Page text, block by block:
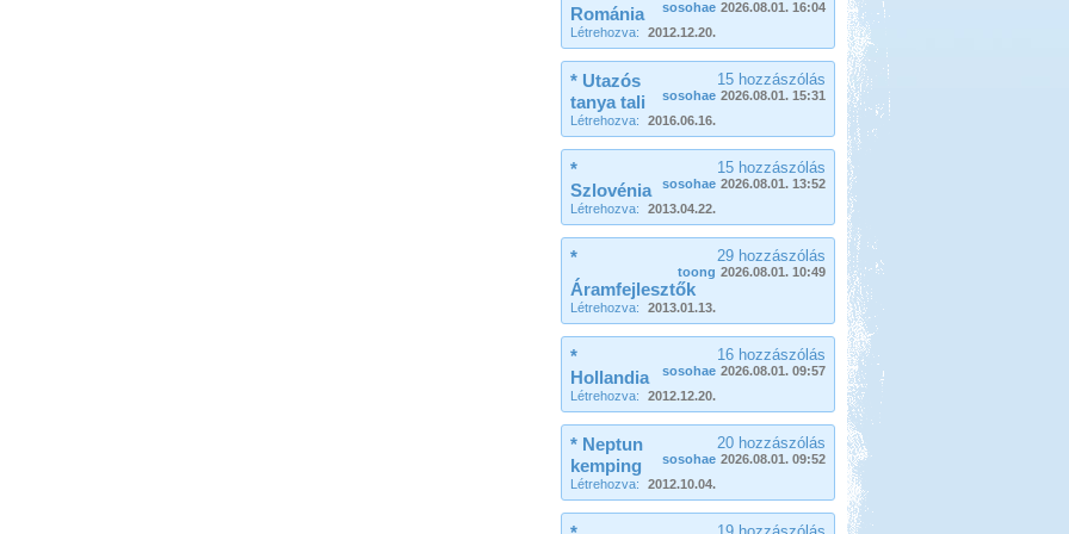
sosohae 2026.08.01. 16:04
Románia
Létrehozva: 2012.12.20.
15 hozzászólás
sosohae 2026.08.01. 15:31
* Utazós
tanya tali
Létrehozva: 2016.06.16.
15 hozzászólás
sosohae 2026.08.01. 13:52
*
Szlovénia
Létrehozva: 2013.04.22.
29 hozzászólás
toong 2026.08.01. 10:49
*
Áramfejlesztők
Létrehozva: 2013.01.13.
16 hozzászólás
sosohae 2026.08.01. 09:57
*
Hollandia
Létrehozva: 2012.12.20.
20 hozzászólás
sosohae 2026.08.01. 09:52
* Neptun
kemping
Létrehozva: 2012.10.04.